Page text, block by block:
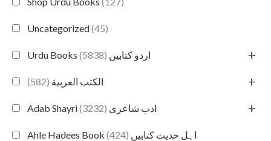
Uncategorized(45)
Urdu Books اردو کتابیں (5838) +
الكتب العربية (582) +
Adab Shayri ادب شاعری (3232) +
Ahle Hadees Book اہل حدیث کتابیں (424)